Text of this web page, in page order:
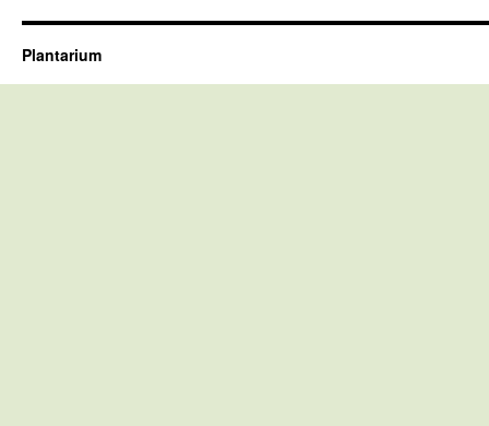
Plantarium